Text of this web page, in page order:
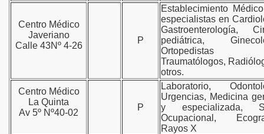
Centro Médico
Javeriano
Calle 43Nº 4-26
P
Establecimiento
especialistas en
Gastroenterología,
pediátrica,
Traumatólogos,
otros.
Centro Médico
La Quinta
Av 5º Nº40-02
P
Laboratorio,
Urgencias, Medicina
y especializada,
Ocupacional,
Rayos X